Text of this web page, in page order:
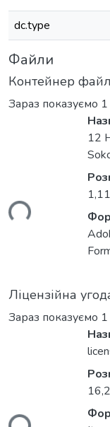
dc.type
Файли
Контейнер
Зараз показуємо
12
Ліцензійна
Зараз показуємо